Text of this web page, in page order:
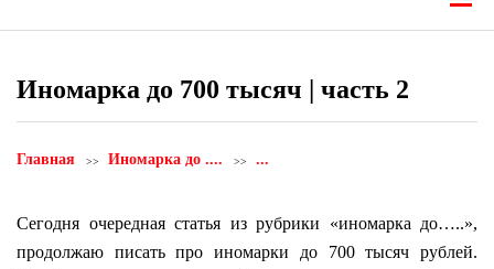
Иномарка до 700 тысяч | часть 2
Главная Иномарка до .... ...
Сегодня очередная статья из рубрики «иномарка до…..»,
продолжаю писать про иномарки до 700 тысяч рублей.